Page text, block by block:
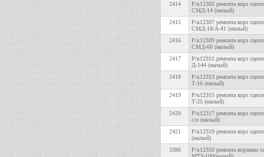
2414
Р/к12305 ремонта корз
СМД-14 (малый)
2415
Р/к12307 ремонта корз
СМД-18/А-41 (малый)
2416
Р/к12309 ремонта корз
СМД-60 (малый)
2417
Р/к12311 ремонта корз
Д-144 (малый)
2418
Р/к12313 ремонта корз
Т-16 (малый)
2419
Р/к12315 ремонта корз
Т-25 (малый)
2420
Р/к12317 ремонта корз
с/о (малый)
2421
Р/к12319 ремонта корз
(малый)
3386
Р/к12350 ремонта корзины